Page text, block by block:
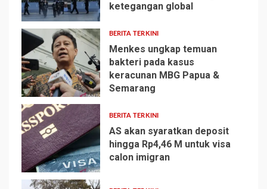
1
ketegangan global
2
BERITA TERKINI
Menkes ungkap temuan
bakteri pada kasus
keracunan MBG Papua &
Semarang
3
BERITA TERKINI
AS akan syaratkan deposit
hingga Rp4,46 M untuk visa
calon imigran